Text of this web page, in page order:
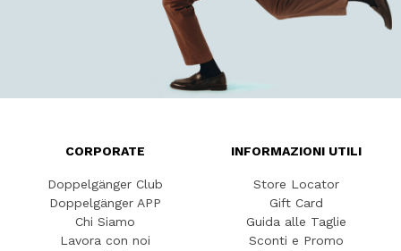
CORPORATE
Doppelgänger Club
Doppelgänger APP
Chi Siamo
Lavora con noi
INFORMAZIONI UTILI
Store Locator
Gift Card
Guida alle Taglie
Sconti e Promo